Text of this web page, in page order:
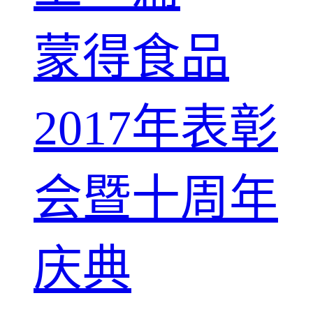
蒙得食品
2017年表彰
会暨十周年
庆典